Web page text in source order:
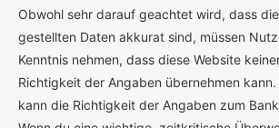
Obwohl sehr darauf geachtet wird, dass
gestellten Daten akkurat sind, müssen
Kenntnis nehmen, dass diese Website
Richtigkeit der Angaben übernehmen
kann die Richtigkeit der Angaben zum